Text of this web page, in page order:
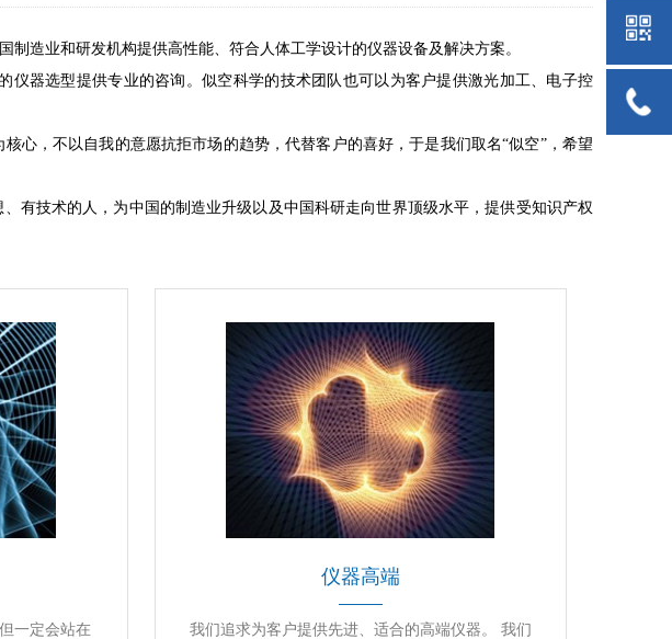
造业和研发机构提供高性能、符合人体工学设计的仪器设备及解决方案。
器选型提供专业的咨询。似空科学的技术团队也可以为客户提供激光加工、电子控
心，不以自我的意愿抗拒市场的趋势，代替客户的喜好，于是我们取名“似空”，希望
有技术的人，为中国的制造业升级以及中国科研走向世界顶级水平，提供受知识产权
一定会站在
仪器高端
我们追求为客户提供先进、适合的高端仪器。 我们